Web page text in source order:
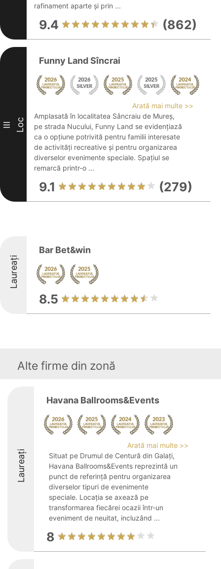
rafinament aparte și prin ...
9.4 (862)
III Loc
Funny Land Sîncrai
Arată mai multe >>
Amplasată în localitatea Sâncraiu de Mureș,
pe strada Nucului, Funny Land se evidențiază
ca o opțiune potrivită pentru familii interesate
de activități recreative și pentru organizarea
diverselor evenimente speciale. Spațiul se
remarcă printr-o ...
9.1 (279)
Laureați
Bar Bet&win
8.5
Alte firme din zonă
Laureați
Havana Ballrooms&Events
Arată mai multe >>
Situat pe Drumul de Centură din Galați,
Havana Ballrooms&Events reprezintă un
punct de referință pentru organizarea
diverselor tipuri de evenimente
speciale. Locația se axează pe
transformarea fiecărei ocazii într-un
eveniment de neuitat, incluzând ...
8